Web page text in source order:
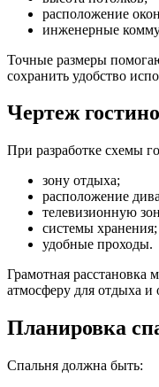
расположение
инженерные
Точные размеры
сохранить удобство
Чертеж
При разработке схемы
зону отдыха;
расположение
телевизионную
системы хранения;
удобные проходы.
Грамотная расстановка
атмосферу для отдыха и
Планировка
Спальня должна быть: